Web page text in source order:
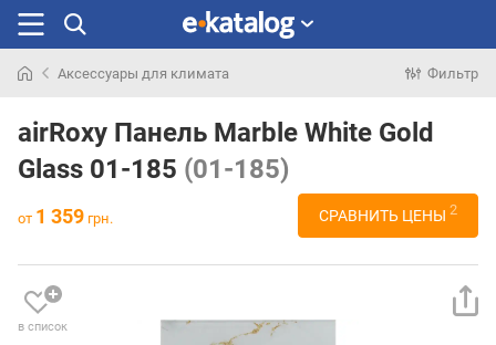
раньше
Аксессуары для климата Фильтр
airRoxy Панель Marble White Gold
Glass 01-185 (01-185)
от 1 359 грн. СРАВНИТЬ ЦЕНЫ 2
в список